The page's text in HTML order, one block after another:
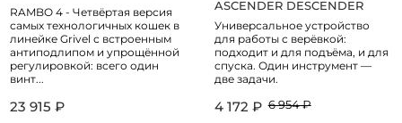
RAMBO 4 - Четвёртая версия
самых технологичных кошек в
линейке Grivel с встроенным
антиподлипом и упрощённой
регулировкой: всего один
винт...
23 915 ₽
ASCENDER DESCENDER
Универсальное устройство
для работы с верёвкой:
подходит и для подъёма, и для
спуска. Один инструмент —
две задачи.
4 172 ₽ 6 954 ₽